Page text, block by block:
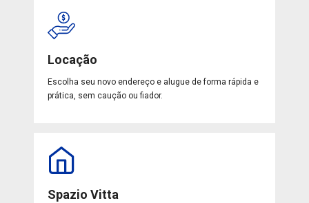
Locação
Escolha seu novo endereço e alugue de forma rápida e
prática, sem caução ou fiador.
Spazio Vitta